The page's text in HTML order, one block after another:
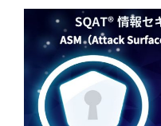
b
o
k
e
d
I
n
n
a